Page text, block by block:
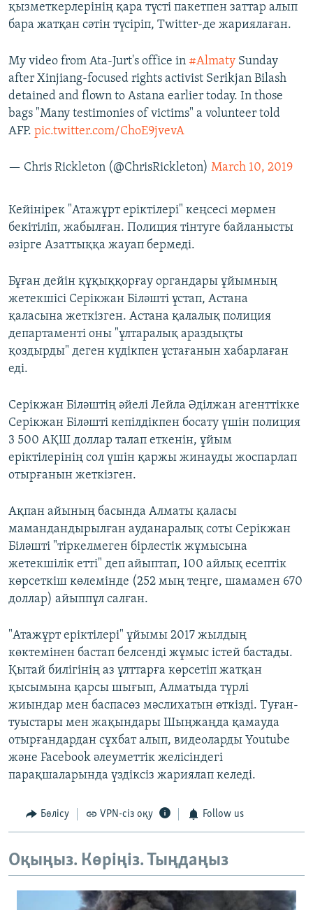
қызметкерлерінің қара түсті пакетпен заттар алып
бара жатқан сәтін түсіріп, Twitter-де жариялаған.
My video from Ata-Jurt's office in #Almaty Sunday
after Xinjiang-focused rights activist Serikjan Bilash
detained and flown to Astana earlier today. In those
bags "Many testimonies of victims" a volunteer told
AFP. pic.twitter.com/ChoE9jvevA
— Chris Rickleton (@ChrisRickleton) March 10, 2019
Кейінірек "Атажұрт еріктілері" кеңсесі мөрмен
бекітіліп, жабылған. Полиция тінтуге байланысты
әзірге Азаттыққа жауап бермеді.
Бұған дейін құқыққорғау органдары ұйымның
жетекшісі Серікжан Біләшті ұстап, Астана
қаласына жеткізген. Астана қалалық полиция
департаменті оны "ұлтаралық араздықты
қоздырды" деген күдікпен ұстағанын хабарлаған
еді.
Серікжан Біләштің әйелі Лейла Әділжан агенттікке
Серікжан Біләшті кепілдікпен босату үшін полиция
3 500 АҚШ доллар талап еткенін, ұйым
еріктілерінің сол үшін қаржы жинауды жоспарлап
отырғанын жеткізген.
Ақпан айының басында Алматы қаласы
мамандандырылған ауданаралық соты Серікжан
Біләшті "тіркелмеген бірлестік жұмысына
жетекшілік етті" деп айыптап, 100 айлық есептік
көрсеткіш көлемінде (252 мың теңге, шамамен 670
доллар) айыппұл салған.
"Атажұрт еріктілері" ұйымы 2017 жылдың
көктемінен бастап белсенді жұмыс істей бастады.
Қытай билігінің аз ұлттарға көрсетіп жатқан
қысымына қарсы шығып, Алматыда түрлі
жиындар мен баспасөз мәслихатын өткізді. Туған-
туыстары мен жақындары Шыңжаңда қамауда
отырғандардан сұхбат алып, видеоларды Youtube
және Facebook әлеуметтік желісіндегі
парақшаларында үздіксіз жариялап келеді.
Бөлісу VPN-сіз оқу Follow us
Оқыңыз. Көріңіз. Тыңдаңыз